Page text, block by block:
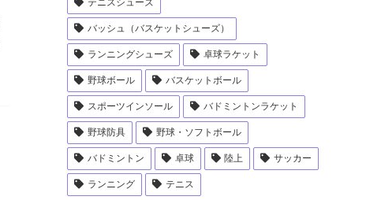
バッシュ（バスケットシューズ）
ランニングシューズ 卓球ラケット
野球ボール バスケットボール
スポーツインソール バドミントンラケット
野球防具 野球・ソフトボール
バドミントン 卓球 陸上 サッカー
ランニング テニス